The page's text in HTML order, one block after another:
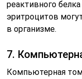
реактивного
эритроцитов
в организме.
7.
Компьютерная